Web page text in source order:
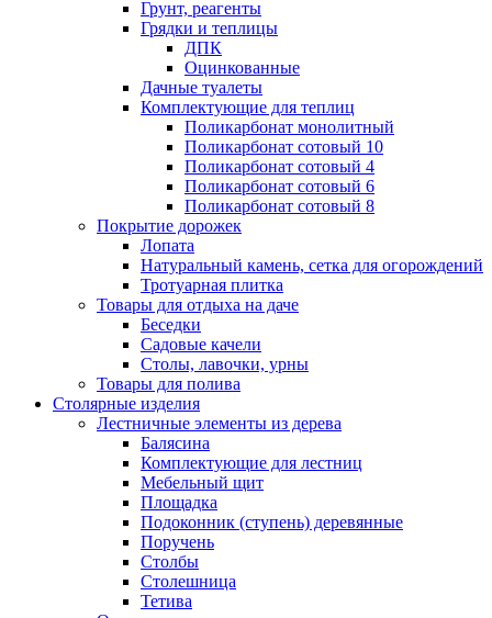
Грунт, реагенты
Грядки и теплицы
ДПК
Оцинкованные
Дачные туалеты
Комплектующие для теплиц
Поликарбонат монолитный
Поликарбонат сотовый 10
Поликарбонат сотовый 4
Поликарбонат сотовый 6
Поликарбонат сотовый 8
Покрытие дорожек
Лопата
Натуральный камень, сетка для огорождений
Тротуарная плитка
Товары для отдыха на даче
Беседки
Садовые качели
Столы, лавочки, урны
Товары для полива
Столярные изделия
Лестничные элементы из дерева
Балясина
Комплектующие для лестниц
Мебельный щит
Площадка
Подоконник (ступень) деревянные
Поручень
Столбы
Столешница
Тетива